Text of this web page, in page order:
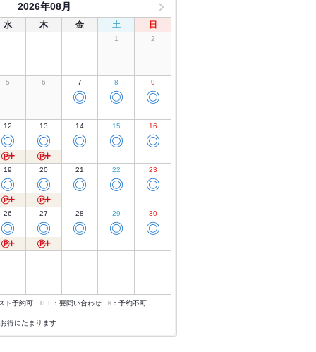
2026年08月
水 木 金 土 日
1 2
5 6 7
◎
8
◎
9
◎
12
◎
13
◎
14
◎
15
◎
16
◎
19
◎
20
◎
21
◎
22
◎
23
◎
26
◎
27
◎
28
◎
29
◎
30
◎
ト予約可 TEL ：要問い合わせ × ：予約不可
得にたまります